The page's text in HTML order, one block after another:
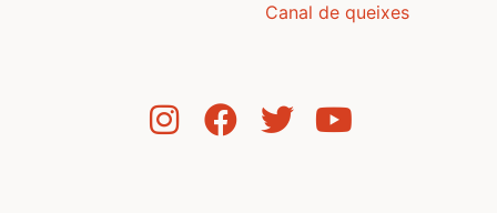
Canal de queixes